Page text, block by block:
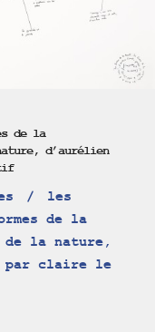
de la
d’aurélien
les
de la
de la nature,
par claire le